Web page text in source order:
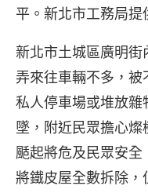
平。新北市工務局提
新北市土城區廣明
弄來往車輛不多，
私人停車場或堆放
墜，附近民眾擔心
颳起將危及民眾安全
將鐵皮屋全數拆除，